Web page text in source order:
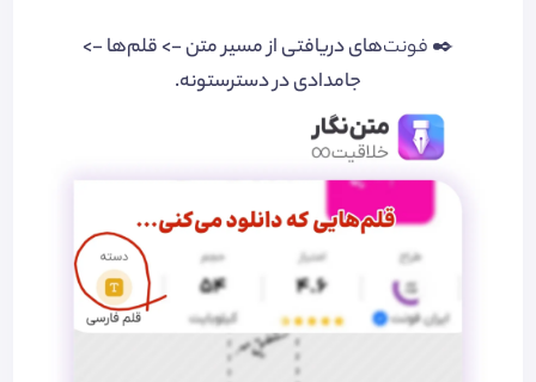
✒️فونت‌های دریافتی از مسیر متن‌ -> قلم‌ها ->
جامدادی در دسترستونه.